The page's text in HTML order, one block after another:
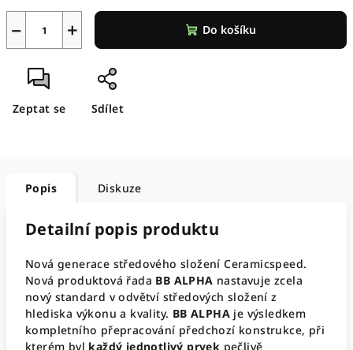
+
− Do košíku
Zeptat se Sdílet
Popis Diskuze
Detailní popis produktu
Nová generace středového složení Ceramicspeed.
Nová produktová řada BB ALPHA nastavuje zcela
nový standard v odvětví středových složení z
hlediska výkonu a kvality. BB ALPHA je výsledkem
kompletního přepracování předchozí konstrukce, při
kterém byl každý jednotlivý prvek pečlivě